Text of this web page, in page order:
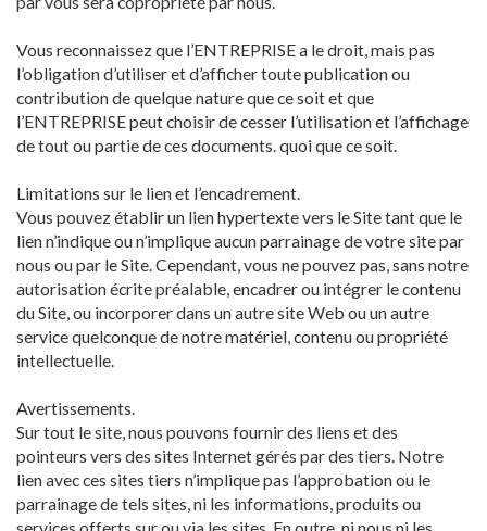
Vous reconnaissez que l’ENTREPRISE a le droit, mais pas
l’obligation d’utiliser et d’afficher toute publication ou
contribution de quelque nature que ce soit et que
l’ENTREPRISE peut choisir de cesser l’utilisation et l’affichage
de tout ou partie de ces documents. quoi que ce soit.
Limitations sur le lien et l’encadrement.
Vous pouvez établir un lien hypertexte vers le Site tant que le
lien n’indique ou n’implique aucun parrainage de votre site par
nous ou par le Site. Cependant, vous ne pouvez pas, sans notre
autorisation écrite préalable, encadrer ou intégrer le contenu
du Site, ou incorporer dans un autre site Web ou un autre
service quelconque de notre matériel, contenu ou propriété
intellectuelle.
Avertissements.
Sur tout le site, nous pouvons fournir des liens et des
pointeurs vers des sites Internet gérés par des tiers. Notre
lien avec ces sites tiers n’implique pas l’approbation ou le
parrainage de tels sites, ni les informations, produits ou